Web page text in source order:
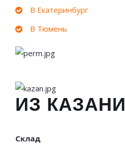
В Екатеринбург
В Тюмень
ИЗ КАЗАНИ
Склад